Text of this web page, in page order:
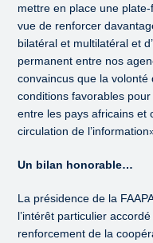
mettre en place une
vue de renforcer
bilatéral et multilatéral et
permanent entre nos
convaincus que la
conditions favorables
entre les pays africains et
circulation de
Un bilan honorable…
La présidence de la
l’intérêt particulier
renforcement de la